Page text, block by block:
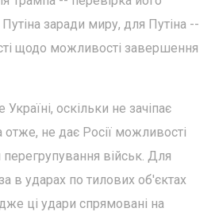
Путіна заради миру, для Путіна --
щодо можливості завершення
оскільки не зачіпає
отже, не дає Росії можливості
військ. Для
в ударах по тилових об'єктах
ці удари спрямовані на